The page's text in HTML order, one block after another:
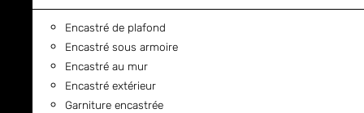
Encastré de plafond
Encastré sous armoire
Encastré au mur
Encastré extérieur
Garniture encastrée